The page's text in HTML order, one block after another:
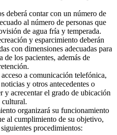
deberá contar con un número de
al número de personas que
de agua fría y temperada.
y esparcimiento deberán
con dimensiones adecuadas para
de los pacientes, además de
a comunicación telefónica,
y otros antecedentes o
y acrecentar el grado de ubicación
cultural.
organizará su funcionamiento
al cumplimiento de su objetivo,
procedimientos: